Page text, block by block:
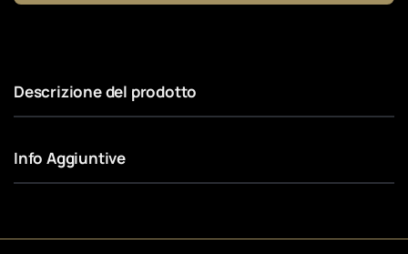
Descrizione del prodotto
Info Aggiuntive